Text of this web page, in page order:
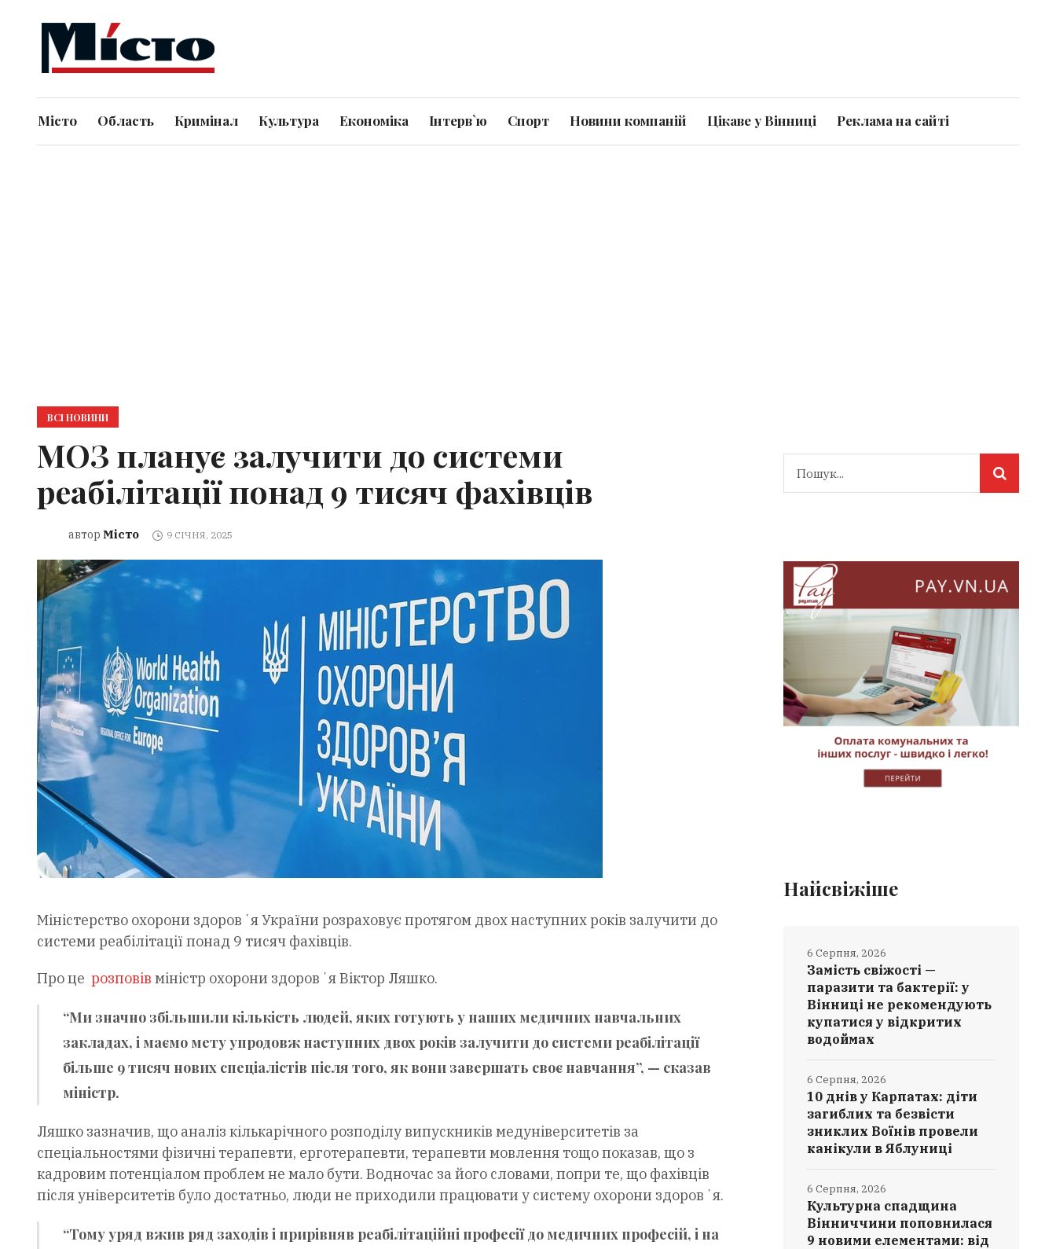
Місто Область Кримінал Культура Економіка Інтерв`ю Спорт Новини компаній Цікаве у Вінниці Реклама на сайті
ВСІ НОВИНИ
МОЗ планує залучити до системи
реабілітації понад 9 тисяч фахівців
автор Місто 9 СІЧНЯ, 2025
Міністерство охорони здоровʼя України розраховує протягом двох наступних років залучити до
системи реабілітації понад 9 тисяч фахівців.
Про це розповів міністр охорони здоровʼя Віктор Ляшко.
“Ми значно збільшили кількість людей, яких готують у наших медичних навчальних
закладах, і маємо мету упродовж наступних двох років залучити до системи реабілітації
більше 9 тисяч нових спеціалістів після того, як вони завершать своє навчання”, — сказав
міністр.
Ляшко зазначив, що аналіз кількарічного розподілу випускників медуніверситетів за
спеціальностями фізичні терапевти, ерготерапевти, терапевти мовлення тощо показав, що з
кадровим потенціалом проблем не мало бути. Водночас за його словами, попри те, що фахівців
після університетів було достатньо, люди не приходили працювати у систему охорони здоровʼя.
“Тому уряд вжив ряд заходів і прирівняв реабілітаційні професії до медичних професій, і на
Найсвіжіше
Замість свіжості —
паразити та бактерії: у
Вінниці не рекомендують
купатися у відкритих
водоймах
6 Серпня, 2026
10 днів у Карпатах: діти
загиблих та безвісти
зниклих Воїнів провели
канікули в Яблуниці
6 Серпня, 2026
Культурна спадщина
Вінниччини поповнилася
9 новими елементами: від
6 Серпня, 2026